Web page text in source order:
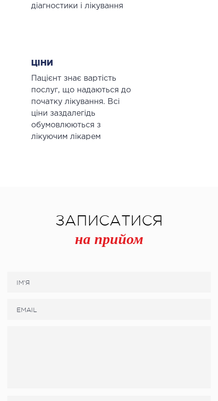
діагностики і лікування
ЦІНИ
Пацієнт знає вартість
послуг, що надаються до
початку лікування. Всі
ціни заздалегідь
обумовлюються з
лікуючим лікарем
ЗАПИСАТИСЯ
на прийом